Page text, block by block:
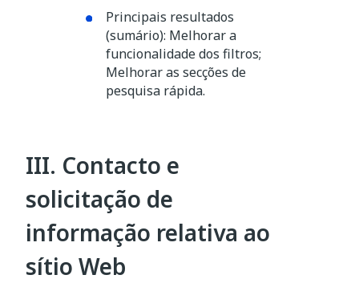
Principais resultados
(sumário): Melhorar a
funcionalidade dos filtros;
Melhorar as secções de
pesquisa rápida.
III. Contacto e
solicitação de
informação relativa ao
sítio Web